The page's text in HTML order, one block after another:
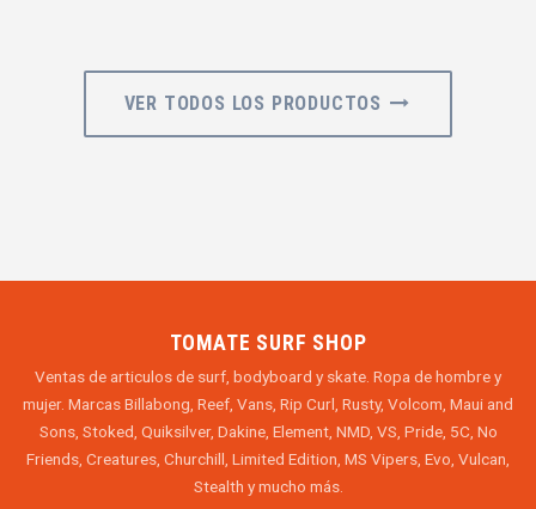
VER TODOS LOS PRODUCTOS
TOMATE SURF SHOP
Ventas de articulos de surf, bodyboard y skate. Ropa de hombre y
mujer. Marcas Billabong, Reef, Vans, Rip Curl, Rusty, Volcom, Maui and
Sons, Stoked, Quiksilver, Dakine, Element, NMD, VS, Pride, 5C, No
Friends, Creatures, Churchill, Limited Edition, MS Vipers, Evo, Vulcan,
Stealth y mucho más.